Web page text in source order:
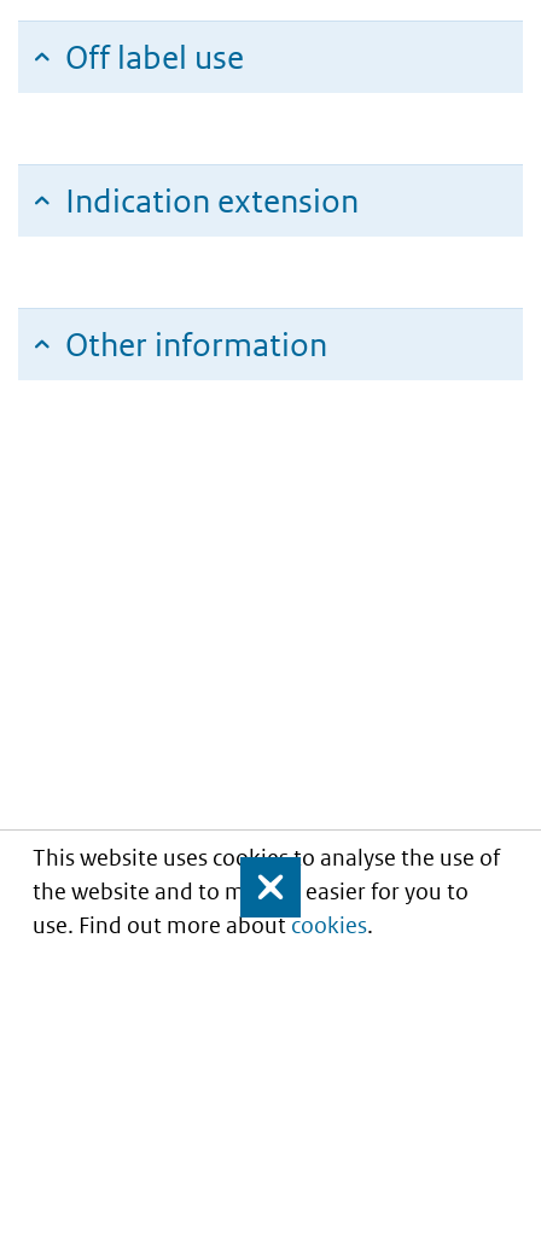
This website uses cookies to analyse the use of
the website and to make it easier for you to
use. Find out more aboutcookies.
Close
Off label use
Indication extension
Other information